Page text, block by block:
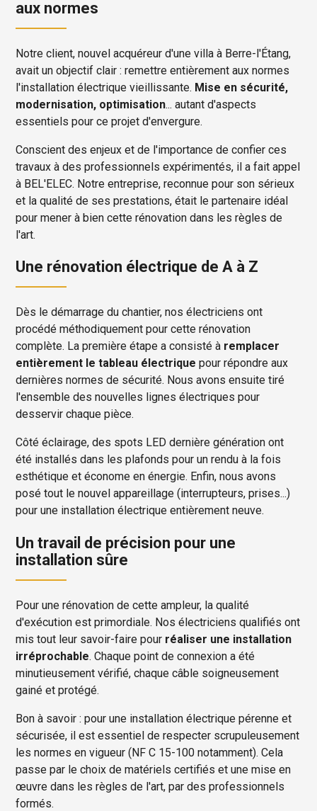
aux normes
Notre client, nouvel acquéreur d'une villa à Berre-l'Étang,
avait un objectif clair : remettre entièrement aux normes
l'installation électrique vieillissante. Mise en sécurité,
modernisation, optimisation... autant d'aspects
essentiels pour ce projet d'envergure.
Conscient des enjeux et de l'importance de confier ces
travaux à des professionnels expérimentés, il a fait appel
à BEL'ELEC. Notre entreprise, reconnue pour son sérieux
et la qualité de ses prestations, était le partenaire idéal
pour mener à bien cette rénovation dans les règles de
l'art.
Une rénovation électrique de A à Z
Dès le démarrage du chantier, nos électriciens ont
procédé méthodiquement pour cette rénovation
complète. La première étape a consisté à remplacer
entièrement le tableau électrique pour répondre aux
dernières normes de sécurité. Nous avons ensuite tiré
l'ensemble des nouvelles lignes électriques pour
desservir chaque pièce.
Côté éclairage, des spots LED dernière génération ont
été installés dans les plafonds pour un rendu à la fois
esthétique et économe en énergie. Enfin, nous avons
posé tout le nouvel appareillage (interrupteurs, prises...)
pour une installation électrique entièrement neuve.
Un travail de précision pour une
installation sûre
Pour une rénovation de cette ampleur, la qualité
d'exécution est primordiale. Nos électriciens qualifiés ont
mis tout leur savoir-faire pour réaliser une installation
irréprochable. Chaque point de connexion a été
minutieusement vérifié, chaque câble soigneusement
gainé et protégé.
Bon à savoir : pour une installation électrique pérenne et
sécurisée, il est essentiel de respecter scrupuleusement
les normes en vigueur (NF C 15-100 notamment). Cela
passe par le choix de matériels certifiés et une mise en
œuvre dans les règles de l'art, par des professionnels
formés.